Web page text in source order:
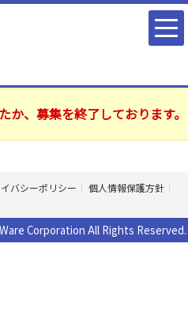
か、募集を終了しております。
バシーポリシー
個人情報保護方針
Corporation All Rights Reserved.